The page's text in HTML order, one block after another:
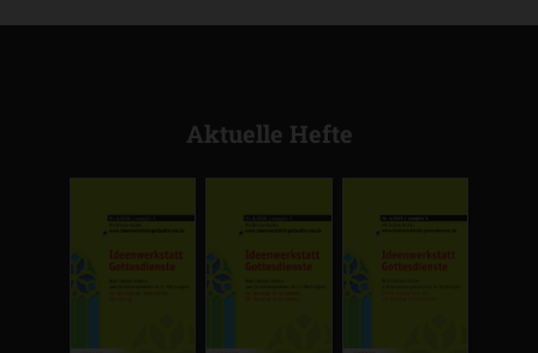
Aktuelle Hefte